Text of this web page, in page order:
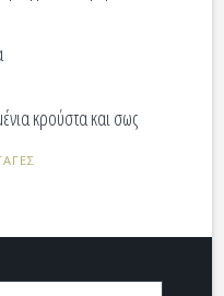
κρούστα και σως